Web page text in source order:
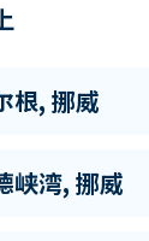
根, 挪威
峡湾, 挪威